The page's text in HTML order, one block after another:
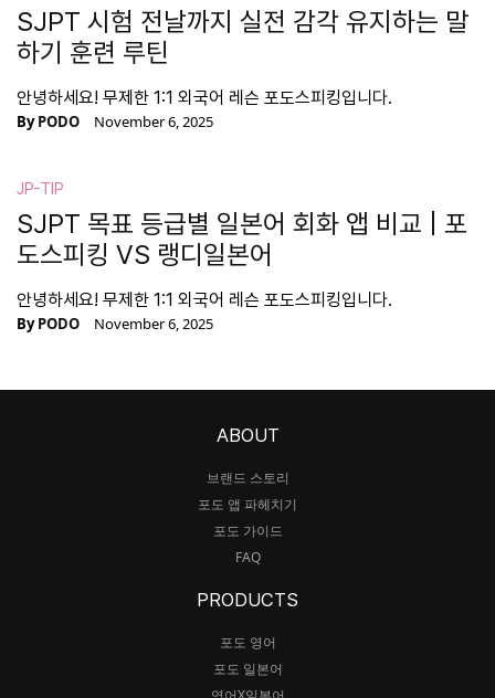
SJPT 시험 전날까지 실전 감각 유지하는 말
하기 훈련 루틴
안녕하세요! 무제한 1:1 외국어 레슨 포도스피킹입니다.
ByPODO November 6, 2025
JP-TIP
SJPT 목표 등급별 일본어 회화 앱 비교 | 포
도스피킹 VS 랭디일본어
안녕하세요! 무제한 1:1 외국어 레슨 포도스피킹입니다.
ByPODO November 6, 2025
ABOUT
브랜드 스토리
포도 앱 파헤치기
포도 가이드
FAQ
PRODUCTS
포도 영어
포도 일본어